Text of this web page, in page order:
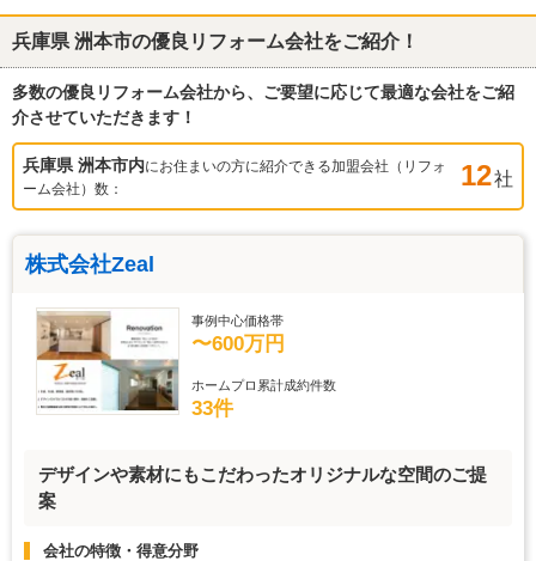
兵庫県 洲本市の優良リフォーム会社をご紹介！
多数の優良リフォーム会社から、ご要望に応じて最適な会社をご紹
介させていただきます！
兵庫県 洲本市内にお住まいの方に紹介できる加盟会社（リフォ
ーム会社）数：
12社
株式会社Zeal
事例中心価格帯
〜600万円
ホームプロ累計成約件数
33件
デザインや素材にもこだわったオリジナルな空間のご提
案
会社の特徴・得意分野